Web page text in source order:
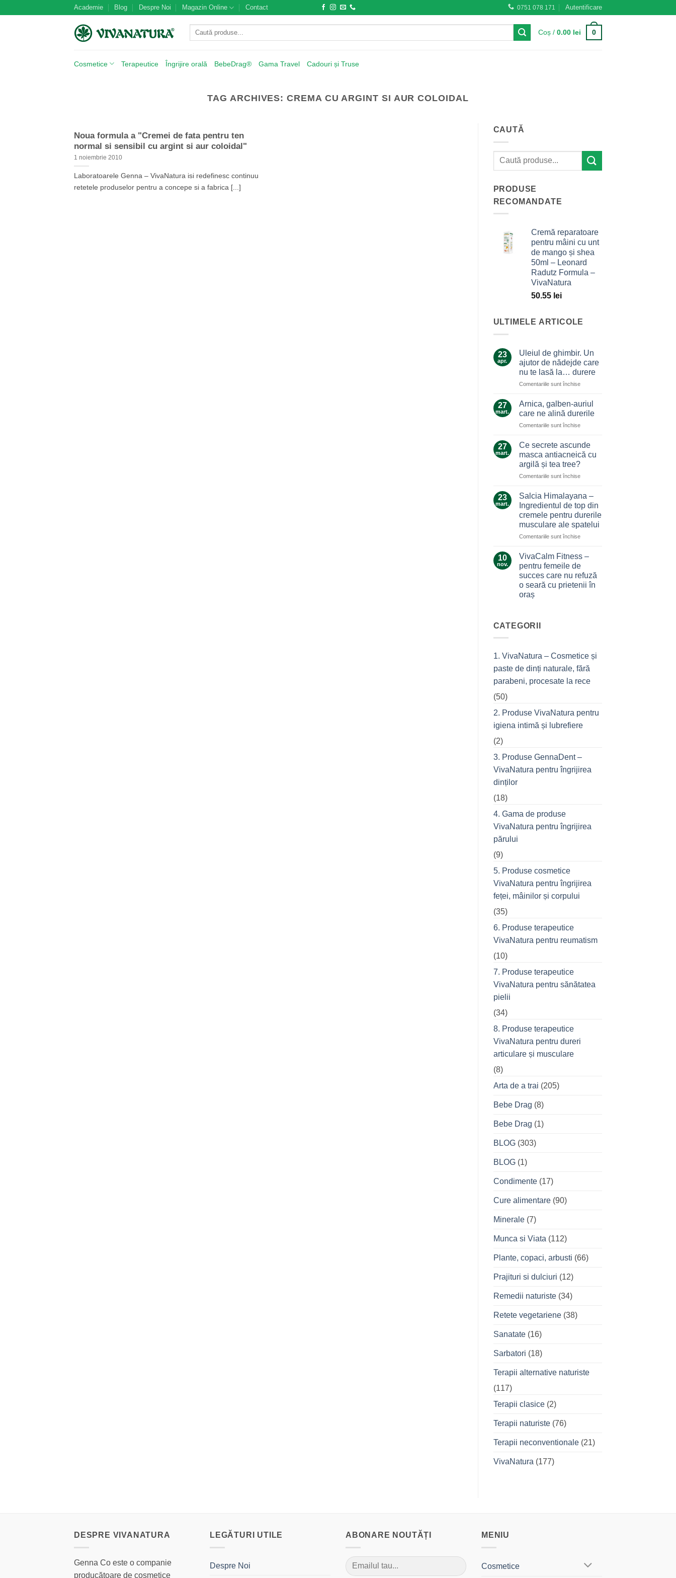
Academie Blog Despre Noi Magazin Online Contact 0751 078 171 Autentificare
Caută
Coș /0.00 lei 0
Cosmetice Terapeutice Îngrijire orală BebeDrag® Gama Travel Cadouri și Truse
TAG ARCHIVES:CREMA CU ARGINT SI AUR COLOIDAL
Noua formula a "Cremei de fata pentru ten
normal si sensibil cu argint si aur coloidal"
1 noiembrie 2010
Laboratoarele Genna – VivaNatura isi redefinesc continuu
retetele produselor pentru a concepe si a fabrica [...]
CAUTĂ
PRODUSE
RECOMANDATE
Cremă reparatoare
pentru mâini cu unt
de mango și shea
50ml – Leonard
Radutz Formula –
VivaNatura
50.55 lei
ULTIMELE ARTICOLE
23
apr.
Uleiul de ghimbir. Un
ajutor de nădejde care
nu te lasă la… durere
Comentariile sunt închisepentru
de
ghimbir.
Un
ajutor
nădejde
care
nu
lasă
durere
27
mart.
Arnica, galben-auriul
care ne alină durerile
Comentariile sunt închisepentru
galben-
auriul
care
alină
27
mart.
Ce secrete ascunde
masca antiacneică cu
argilă și tea tree?
Comentariile sunt închisepentru
ascunde
masca
antiacneică
cu
argilă
tree?
23
mart.
Salcia Himalayana –
Ingredientul de top din
cremele pentru durerile
musculare ale spatelui
Comentariile sunt închisepentru
Ingredientul
de
top
10
nov.
VivaCalm Fitness –
pentru femeile de
succes care nu refuză
o seară cu prietenii în
oraș
VivaCalm
Fitness
de
care
refuză
prietenii
în
oraș
CATEGORII
1. VivaNatura – Cosmetice și
paste de dinți naturale, fără
parabeni, procesate la rece
(50)
2. Produse VivaNatura pentru
igiena intimă și lubrefiere
(2)
3. Produse GennaDent –
VivaNatura pentru îngrijirea
dinților
(18)
4. Gama de produse
VivaNatura pentru îngrijirea
părului
(9)
5. Produse cosmetice
VivaNatura pentru îngrijirea
feței, mâinilor și corpului
(35)
6. Produse terapeutice
VivaNatura pentru reumatism
(10)
7. Produse terapeutice
VivaNatura pentru sănătatea
pielii
(34)
8. Produse terapeutice
VivaNatura pentru dureri
articulare și musculare
(8)
Arta de a trai (205)
Bebe Drag (8)
Bebe Drag (1)
BLOG(303)
BLOG(1)
Condimente(17)
Cure alimentare(90)
Minerale(7)
Munca si Viata (112)
Plante, copaci, arbusti (66)
Prajituri si dulciuri (12)
Remedii naturiste(34)
Retete vegetariene(38)
Sanatate(16)
Sarbatori (18)
Terapii alternative naturiste
(117)
Terapii clasice(2)
Terapii naturiste(76)
Terapii neconventionale(21)
VivaNatura (177)
DESPRE VIVANATURA
Genna Co este o companie
producătoare de cosmetice
LEGĂTURI UTILE
Despre Noi
ABONARE NOUTĂȚI MENIU
Cosmetice